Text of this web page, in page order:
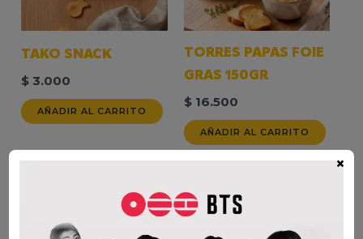
TAKO SNACK
$ 3.000
AÑADIR AL CARRITO
TORRES PAPAS FOIE
GRAS 150GR
$16.500
AÑADIR AL CARRITO
×